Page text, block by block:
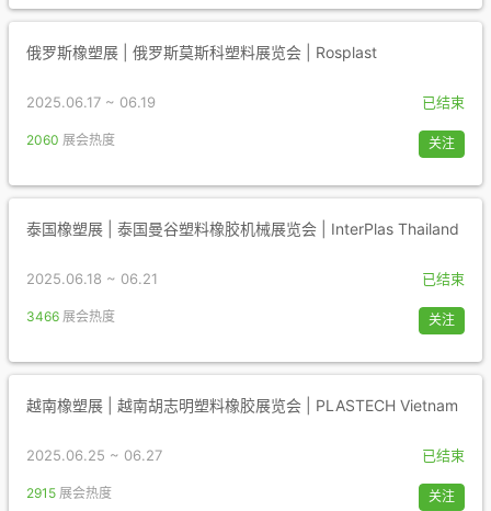
俄罗斯橡塑展 | 俄罗斯莫斯科塑料展览会 | Rosplast
2025.06.17 ~ 06.19 已结束
2060 展会热度 关注
泰国橡塑展 | 泰国曼谷塑料橡胶机械展览会 | InterPlas Thailand
2025.06.18 ~ 06.21 已结束
3466 展会热度 关注
越南橡塑展 | 越南胡志明塑料橡胶展览会 | PLASTECH Vietnam
2025.06.25 ~ 06.27 已结束
2915 展会热度 关注